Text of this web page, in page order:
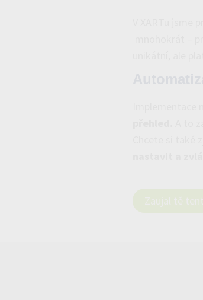
V XARTu
mnohokrát –
unikátní, ale
Implementace
A to
Chcete si
nastavit a
Zaujal tě